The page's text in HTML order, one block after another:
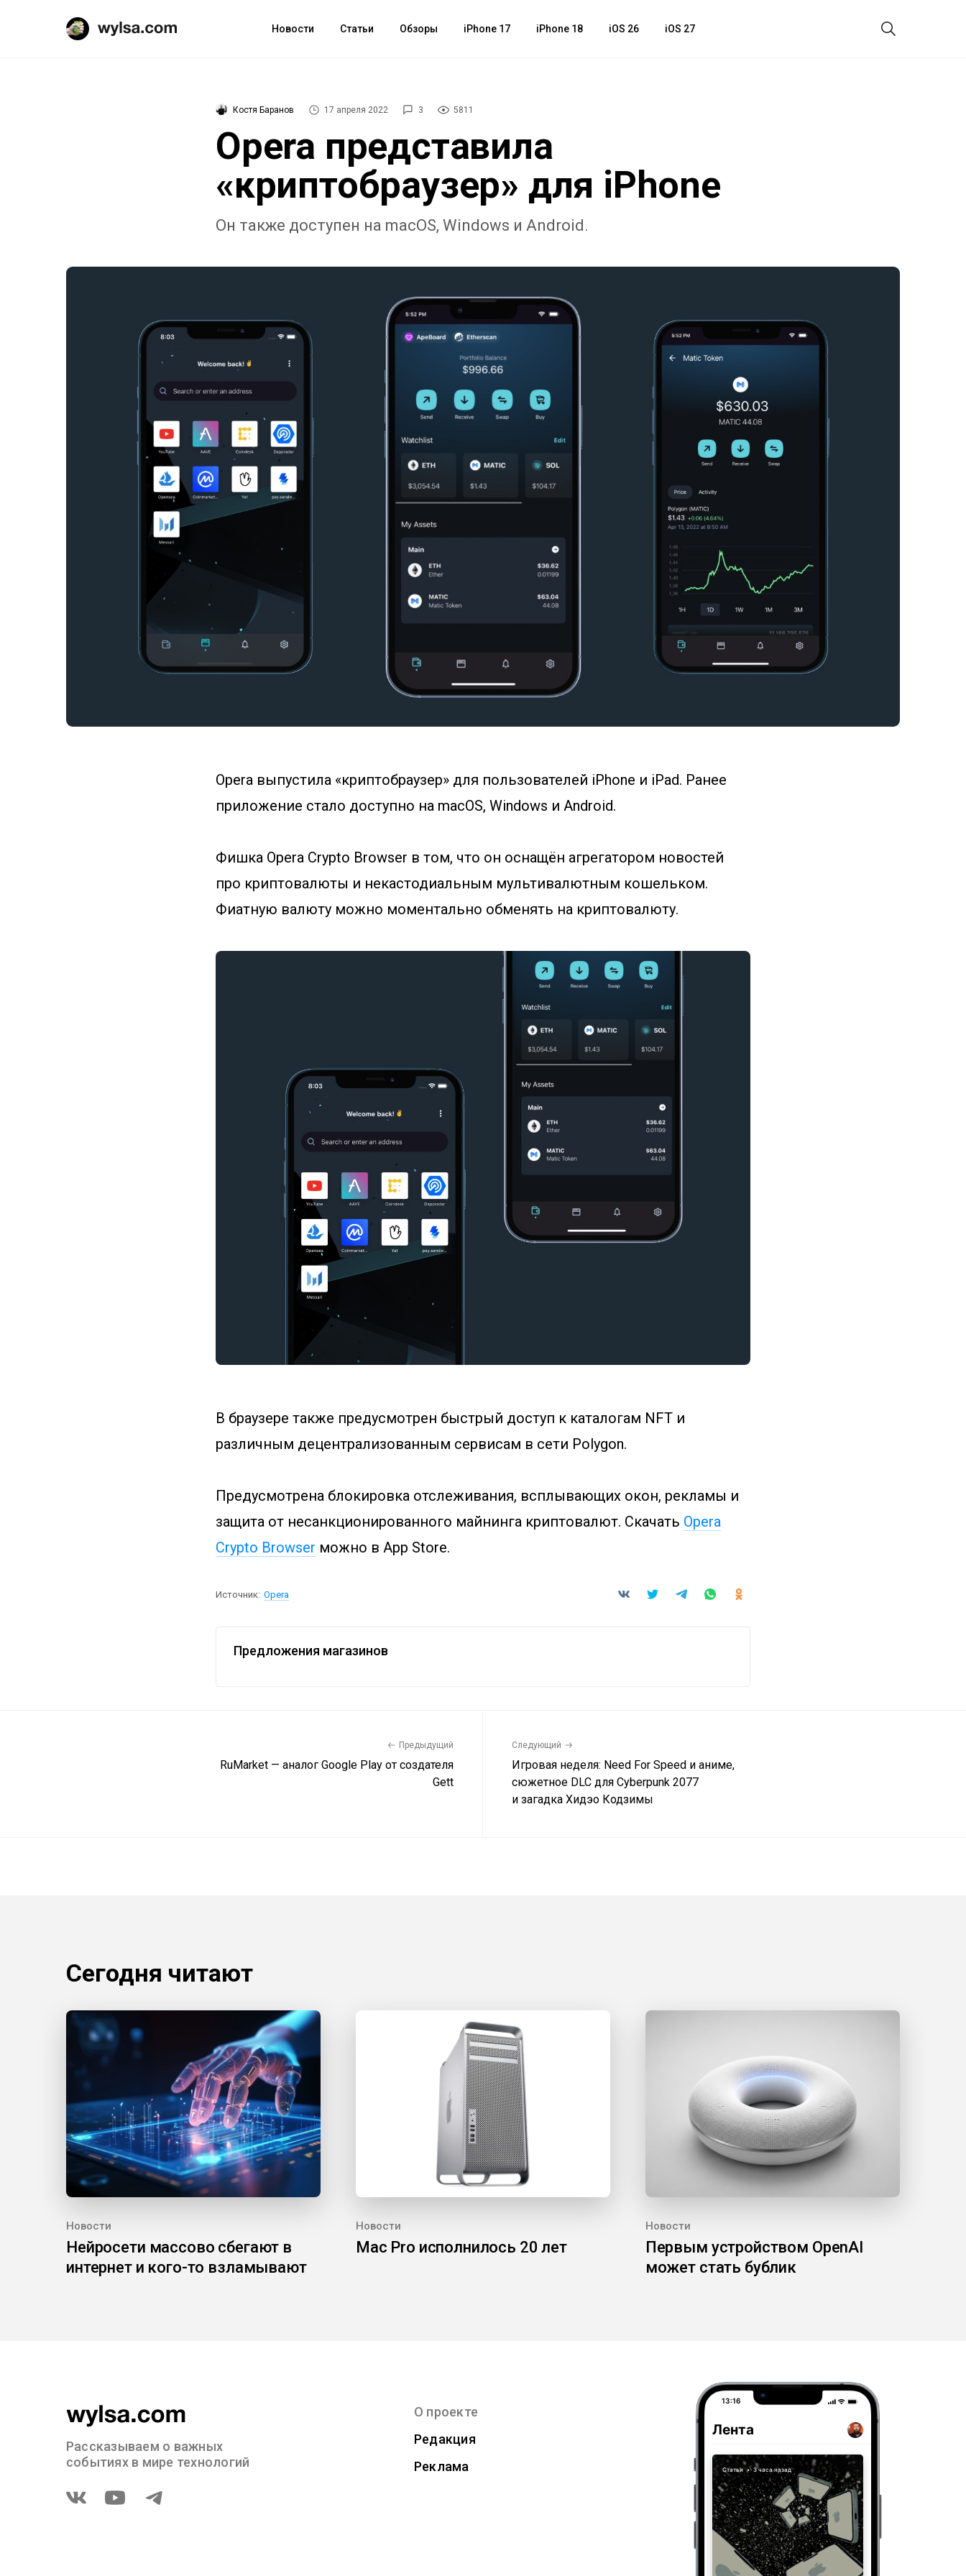
Новости Статьи Обзоры iPhone 17 iPhone 18 iOS 26 iOS 27
Костя Баранов 17 апреля 2022 3 5811
Opera представила
«криптобраузер» для iPhone
Он также доступен на macOS, Windows и Android.
Opera выпустила «криптобраузер» для пользователей iPhone и iPad. Ранее
приложение стало доступно на macOS, Windows и Android.
Фишка Opera Crypto Browser в том, что он оснащён агрегатором новостей
про криптовалюты и некастодиальным мультивалютным кошельком.
Фиатную валюту можно моментально обменять на криптовалюту.
В браузере также предусмотрен быстрый доступ к каталогам NFT и
различным децентрализованным сервисам в сети Polygon.
Предусмотрена блокировка отслеживания, всплывающих окон, рекламы и
защита от несанкционированного майнинга криптовалют. Скачать Opera
Crypto Browser можно в App Store.
Источник: Opera
Предложения магазинов
Предыдущий
RuMarket — аналог Google Play от создателя
Gett
Следующий
Игровая неделя: Need For Speed и аниме,
сюжетное DLC для Cyberpunk 2077
и загадка Хидэо Кодзимы
Сегодня читают
Новости
Нейросети массово сбегают в
интернет и кого-то взламывают
Новости
Mac Pro исполнилось 20 лет
Новости
Первым устройством OpenAI
может стать бублик
Рассказываем о важных
событиях в мире технологий
О проекте
Редакция
Реклама
13:16
Лента
Статьи • 3 часа назад